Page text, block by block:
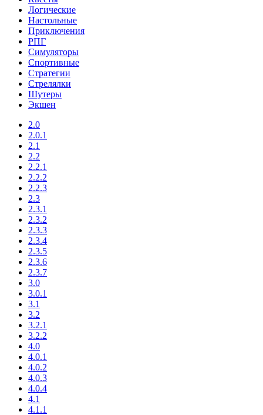
Логические
Настольные
Приключения
РПГ
Симуляторы
Спортивные
Стратегии
Стрелялки
Шутеры
Экшен
2.0
2.0.1
2.1
2.2
2.2.1
2.2.2
2.2.3
2.3
2.3.1
2.3.2
2.3.3
2.3.4
2.3.5
2.3.6
2.3.7
3.0
3.0.1
3.1
3.2
3.2.1
3.2.2
4.0
4.0.1
4.0.2
4.0.3
4.0.4
4.1
4.1.1